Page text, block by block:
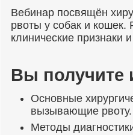
Вебинар посвящён
рвоты у собак и кошек.
клинические признаки
Вы получите
Основные
вызывающие рвоту.
Методы